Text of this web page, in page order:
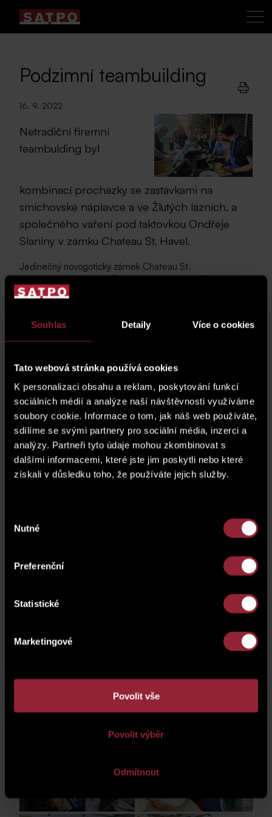
Souhlas Detaily Více o cookies
Tato webová stránka používá cookies
K personalizaci obsahu a reklam, poskytování funkcí
sociálních médií a analýze naší návštěvnosti využíváme
soubory cookie. Informace o tom, jak náš web používáte,
sdílíme se svými partnery pro sociální média, inzerci a
analýzy. Partneři tyto údaje mohou zkombinovat s
dalšími informacemi, které jste jim poskytli nebo které
získali v důsledku toho, že používáte jejich služby.
souhlasu
Nutné
Preferenční
Statistické
Marketingové
Povolit vše
Povolit výběr
Odmítnout
Podzimní teambuilding
16. 9. 2022
Netradiční firemní
teambulding byl
kombinací procházky se zastávkami na
smíchovské náplavce a ve Žlutých lázních, a
společného vaření pod taktovkou Ondřeje
Slaniny v zámku Chateau St. Havel.
Jedinečný novogotický zámek Chateau St.
Havel nedaleko centra Prahy je domovskou základnou
školy vaření Ondřeje Slaniny
připravili celkem 4 chody, které jsme si také snědli. Naučili
bylinkami v papilotě, vepřovou panenku v česneku a
petrželce se salsou Criolla, hovězí steak s petrželovými
tečku jsme si připravili grilovaný ananas s vanilkovým
krémem a praženým kokosem. Se vším nám pomáhali
profesionální kuchaři, akce byla krásně připravená a my
jsme si to opravdu užili.